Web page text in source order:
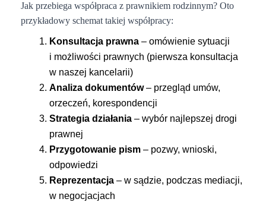
Jak przebiega współpraca z prawnikiem rodzinnym? Oto
przykładowy schemat takiej współpracy:
Konsultacja prawna– omówienie sytuacji
i możliwości prawnych (pierwsza konsultacja
w naszej kancelarii)
Analiza dokumentów– przegląd umów,
orzeczeń, korespondencji
Strategia działania– wybór najlepszej drogi
prawnej
Przygotowanie pism– pozwy, wnioski,
odpowiedzi
Reprezentacja– w sądzie, podczas mediacji,
w negocjacjach